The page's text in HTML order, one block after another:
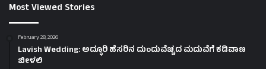
Most Viewed Stories
February 28, 2026
Lavish Wedding: ಅದ್ಧೂರಿ ಹೆಸರಿನ ದುಂದುವೆಚ್ಚದ ಮದುವೆಗೆ ಕಡಿವಾಣ
ಬೀಳಲಿ